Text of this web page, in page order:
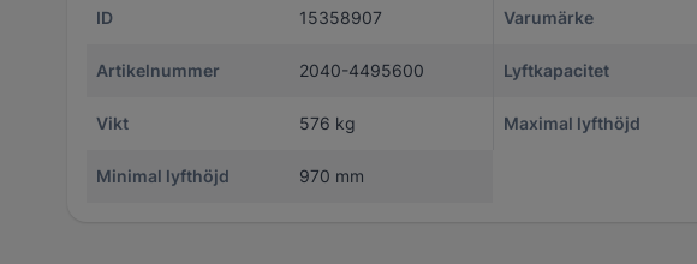
ID 15358907 Varumärke
Artikelnummer 2040-4495600 Lyftkapacitet
Vikt 576 kg Maximal lyfthöjd
Minimal lyfthöjd 970 mm